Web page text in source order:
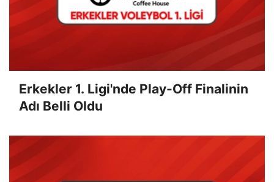
Erkekler 1. Ligi'nde Play-Off Finalinin
Adı Belli Oldu